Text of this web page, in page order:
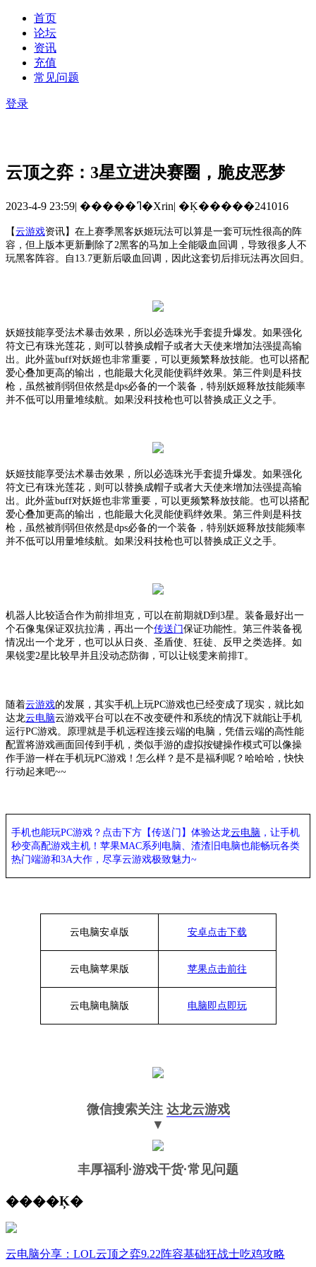
首页
论坛
资讯
充值
常见问题
登录
云顶之弈：3星立进决赛圈，脆皮恶梦
2023-4-9 23:59| �����ߣ�Xrin| �Ķ�����241016
【云游戏资讯】 在上赛季黑客妖姬玩法可以算是一套可玩性很高的阵
容，但上版本更新删除了 2黑客的马加上全能吸血回调，导致很多人不
玩黑客阵容。自13.7更新后吸血回调，因此这套切后排玩法再次回归。
妖姬技能享受法术暴击效果，所以必选珠光手套提升爆发。如果强化
符文已有珠光莲花，则可以替换成帽子或者大天使来增加法强提高输
出。此外蓝buff对妖姬也非常重要，可以更频繁释放技能。也可以搭配
爱心叠加更高的输出，也能最大化灵能使羁绊效果。第三件则是科技
枪，虽然被削弱但依然是dps必备的一个装备，特别妖姬释放技能频率
并不低可以用量堆续航。如果没科技枪也可以替换成正义之手。
妖姬技能享受法术暴击效果，所以必选珠光手套提升爆发。如果强化
符文已有珠光莲花，则可以替换成帽子或者大天使来增加法强提高输
出。此外蓝buff对妖姬也非常重要，可以更频繁释放技能。也可以搭配
爱心叠加更高的输出，也能最大化灵能使羁绊效果。第三件则是科技
枪，虽然被削弱但依然是dps必备的一个装备，特别妖姬释放技能频率
并不低可以用量堆续航。如果没科技枪也可以替换成正义之手。
机器人比较适合作为前排坦克，可以在前期就D到3星。装备最好出一
个石像鬼保证双抗拉满，再出一个传送门保证功能性。第三件装备视
情况出一个龙牙，也可以从日炎、圣盾使、狂徒、反甲之类选择。如
果锐雯2星比较早并且没动态防御，可以让锐雯来前排T。
随着云游戏的发展，其实手机上玩PC游戏也已经变成了现实，就比如
达龙云电脑云游戏平台可以在不改变硬件和系统的情况下就能让手机
运行PC游戏。原理就是手机远程连接云端的电脑，凭借云端的高性能
配置将游戏画面回传到手机，类似手游的虚拟按键操作模式可以像操
作手游一样在手机玩PC游戏！怎么样？是不是福利呢？哈哈哈，快快
行动起来吧~~
手机也能玩PC游戏？点击下方【传送门】体验达龙云电脑 ，让手机
秒变高配游戏主机 ！苹果MAC系列电脑、渣渣旧电脑也能畅玩各类
热门端游和3A大作， 尽享云游戏极致魅力~
云电脑安卓版 安卓点击下载
云电脑苹果版 苹果点击前往
云电脑电脑版 电脑即点即玩
微信搜索关注 达龙云游戏
▼
丰厚福利 ·游戏干货·常见问题
����Ķ�
云电脑分享：LOL云顶之弈9.22阵容基础狂战士吃鸡攻略